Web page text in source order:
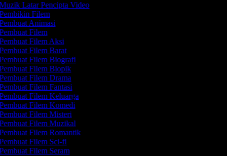
Latar Pencipta Video
Filem
Animasi
Filem
Filem Aksi
Filem Barat
Filem Biografi
Filem Biopik
Filem Drama
Filem Fantasi
Filem Keluarga
Filem Komedi
Filem Misteri
Filem Muzikal
Filem Romantik
Filem Sci-fi
Filem Seram